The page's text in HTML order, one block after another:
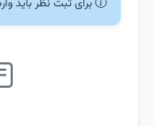
برای ثبت نظر باید